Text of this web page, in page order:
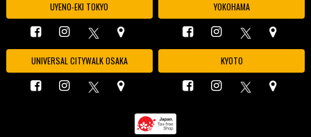
UYENO-EKI TOKYO YOKOHAMA
UNIVERSAL CITYWALK OSAKA KYOTO